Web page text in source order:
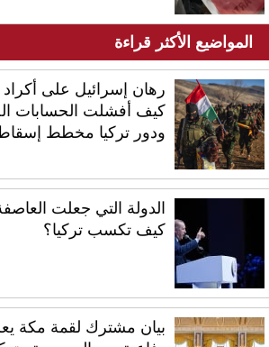
المواضيع الأكثر قراءة
رهان إسرائيل على أكراد
كيف أفشلت الحسابات
ودور تركيا مخطط
الدولة التي جعلت
كيف تكسب تركيا؟
بيان مشترك لقمة مكة